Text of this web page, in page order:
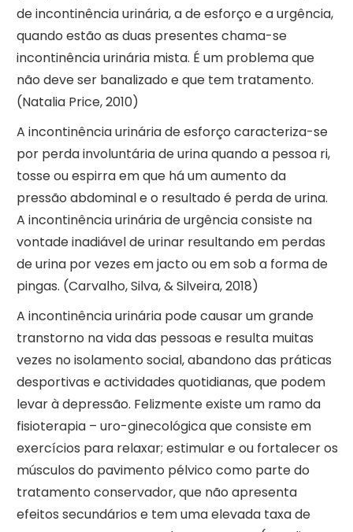
de incontinência urinária, a de esforço e a urgência,
quando estão as duas presentes chama-se
incontinência urinária mista. É um problema que
não deve ser banalizado e que tem tratamento.
(Natalia Price, 2010)
A incontinência urinária de esforço caracteriza-se
por perda involuntária de urina quando a pessoa ri,
tosse ou espirra em que há um aumento da
pressão abdominal e o resultado é perda de urina.
A incontinência urinária de urgência consiste na
vontade inadiável de urinar resultando em perdas
de urina por vezes em jacto ou em sob a forma de
pingas. (Carvalho, Silva, & Silveira, 2018)
A incontinência urinária pode causar um grande
transtorno na vida das pessoas e resulta muitas
vezes no isolamento social, abandono das práticas
desportivas e actividades quotidianas, que podem
levar à depressão. Felizmente existe um ramo da
fisioterapia – uro-ginecológica que consiste em
exercícios para relaxar; estimular e ou fortalecer os
músculos do pavimento pélvico como parte do
tratamento conservador, que não apresenta
efeitos secundários e tem uma elevada taxa de